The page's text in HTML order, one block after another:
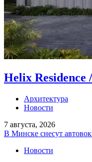
Helix Residence
Архитектура
Новости
7 августа, 2026
В Минске снесут
Новости